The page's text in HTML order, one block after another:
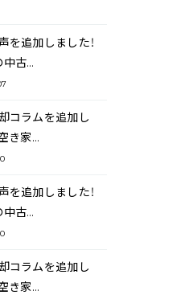
を追加しました！
中古…
コラムを追加し
空き家…
を追加しました！
中古…
コラムを追加し
空き家…